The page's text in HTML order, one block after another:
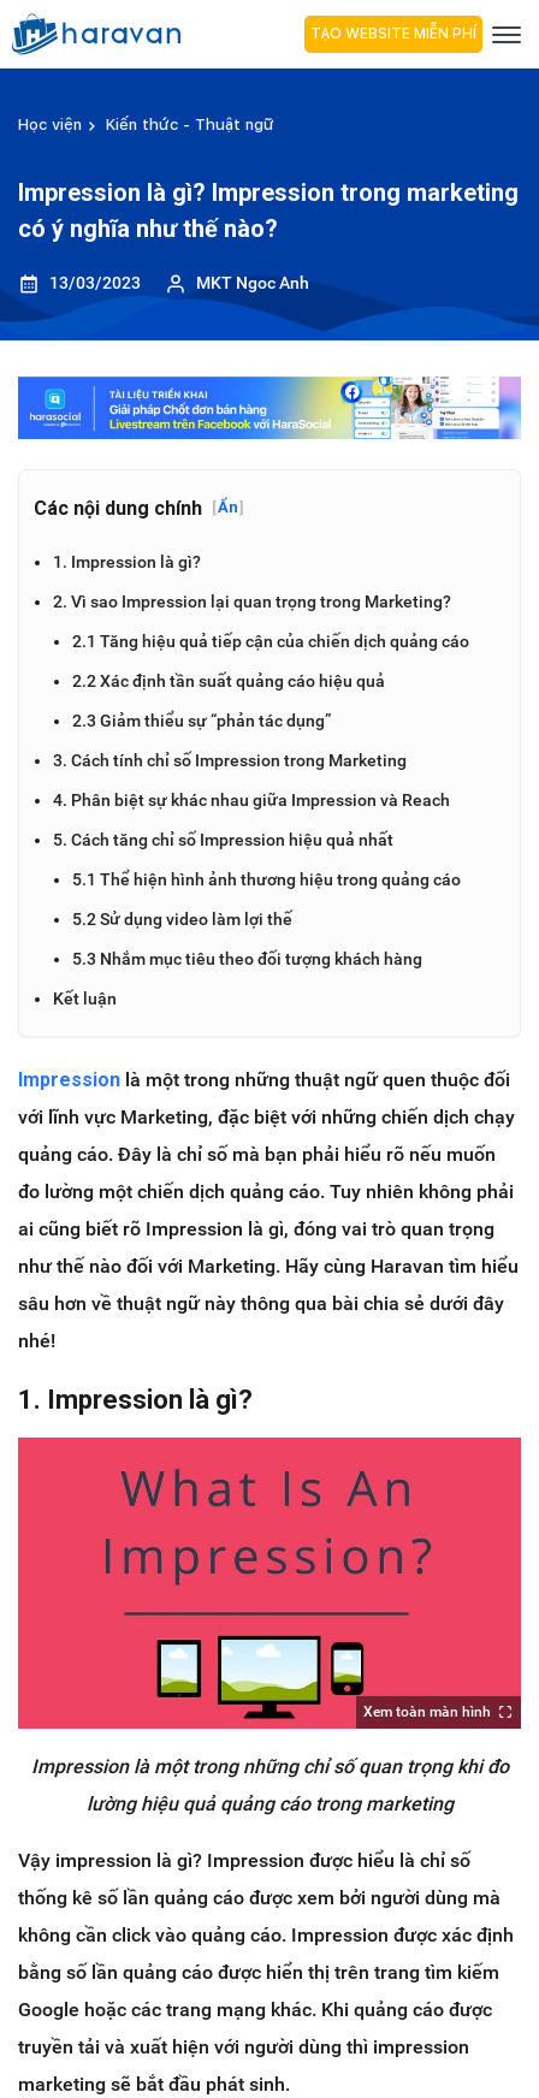
TẠO WEBSITE MIỄN PHÍ
Học viện Kiến thức - Thuật ngữ
Impression là gì? Impression trong marketing
có ý nghĩa như thế nào?
13/03/2023 MKT Ngoc Anh
Các nội dung chính [Ẩn]
1. Impression là gì?
2. Vì sao Impression lại quan trọng trong Marketing?
2.1 Tăng hiệu quả tiếp cận của chiến dịch quảng cáo
2.2 Xác định tần suất quảng cáo hiệu quả
2.3 Giảm thiểu sự “phản tác dụng”
3. Cách tính chỉ số Impression trong Marketing
4. Phân biệt sự khác nhau giữa Impression và Reach
5. Cách tăng chỉ số Impression hiệu quả nhất
5.1 Thể hiện hình ảnh thương hiệu trong quảng cáo
5.2 Sử dụng video làm lợi thế
5.3 Nhắm mục tiêu theo đối tượng khách hàng
Kết luận
Impression là một trong những thuật ngữ quen thuộc đối
với lĩnh vực Marketing, đặc biệt với những chiến dịch chạy
quảng cáo. Đây là chỉ số mà bạn phải hiểu rõ nếu muốn
đo lường một chiến dịch quảng cáo. Tuy nhiên không phải
ai cũng biết rõ Impression là gì, đóng vai trò quan trọng
như thế nào đối với Marketing. Hãy cùng Haravan tìm hiểu
sâu hơn về thuật ngữ này thông qua bài chia sẻ dưới đây
nhé!
1. Impression là gì?
Xem toàn màn hình
Impression là một trong những chỉ số quan trọng khi đo
lường hiệu quả quảng cáo trong marketing
Vậy impression là gì? Impression được hiểu là chỉ số
thống kê số lần quảng cáo được xem bởi người dùng mà
không cần click vào quảng cáo. Impression được xác định
bằng số lần quảng cáo được hiển thị trên trang tìm kiếm
Google hoặc các trang mạng khác. Khi quảng cáo được
truyền tải và xuất hiện với người dùng thì impression
marketing sẽ bắt đầu phát sinh.